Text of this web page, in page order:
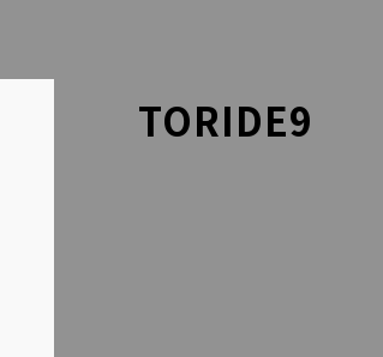
TORIDE9
LINEでのお問い合わせはこちら